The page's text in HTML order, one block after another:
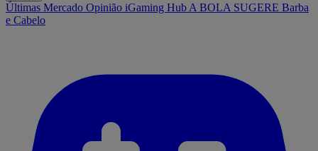
Últimas Mercado Opinião iGaming Hub A BOLA SUGERE Barba
e Cabelo